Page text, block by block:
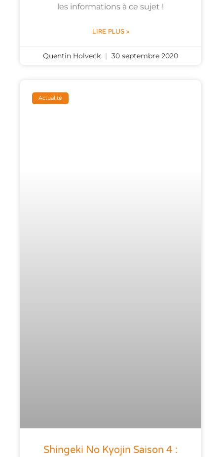
les informations à ce sujet !
LIRE PLUS »
Quentin Holveck 30 septembre 2020
Actualité
Shingeki No Kyojin Saison 4 :